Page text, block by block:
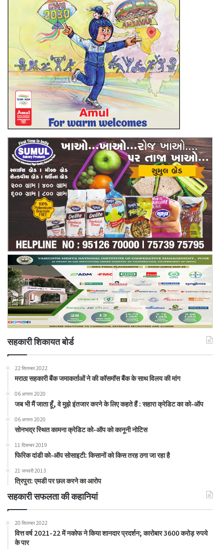
सहकारी शिकायत बोर्ड
22 सितम्बर 2022
मराठा सहकारी बैंक जमाकर्ताओं ने की कॉसमॉस बैंक के साथ विलय की मांग
06 अगस्त 2020
जब भी मैं जाता हूँ, वे मुझे इंतजार करने के लिए कहते हैं : सहारा क्रेडिट का को-ऑप
06 अगस्त 2020
सोनभद्र स्थित कामना क्रेडिट को-ऑप को कानूनी नोटिस
11 दिसम्बर 2019
फिरिक दांडी को-ऑप सोसाइटी: किसानों को किस तरह ठगा जा रहा है
21 जनवरी 2013
त्रिपुरा: एमडी पर छल करने का आरोप
सहकारी सफलता की कहानियां
20 सितम्बर 2022
वित्त वर्ष 2021-22 में नकोफ ने किया शानदार प्रदर्शन; कारोबार 3600 करोड़ रुपये
के पार